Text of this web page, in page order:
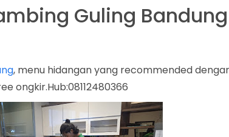
Guling Bandung
, menu hidangan yang recommended
ongkir.Hub:08112480366